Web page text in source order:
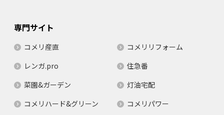
専門サイト
コメリ産直
コメリリフォーム
レンガ.pro
住急番
菜園&ガーデン
灯油宅配
コメリハード&グリーン
コメリパワー